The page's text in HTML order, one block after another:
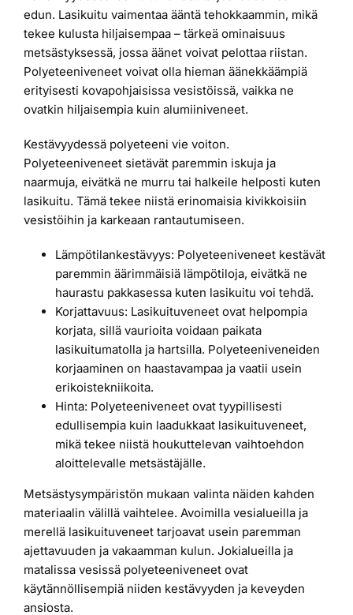
edun. Lasikuitu vaimentaa ääntä tehokkaammin, mikä
tekee kulusta hiljaisempaa – tärkeä ominaisuus
metsästyksessä, jossa äänet voivat pelottaa riistan.
Polyeteeniveneet voivat olla hieman äänekkäämpiä
erityisesti kovapohjaisissa vesistöissä, vaikka ne
ovatkin hiljaisempia kuin alumiiniveneet.
Kestävyydessä polyeteeni vie voiton.
Polyeteeniveneet sietävät paremmin iskuja ja
naarmuja, eivätkä ne murru tai halkeile helposti kuten
lasikuitu. Tämä tekee niistä erinomaisia kivikkoisiin
vesistöihin ja karkeaan rantautumiseen.
Lämpötilankestävyys: Polyeteeniveneet kestävät
paremmin äärimmäisiä lämpötiloja, eivätkä ne
haurastu pakkasessa kuten lasikuitu voi tehdä.
Korjattavuus: Lasikuituveneet ovat helpompia
korjata, sillä vaurioita voidaan paikata
lasikuitumatolla ja hartsilla. Polyeteeniveneiden
korjaaminen on haastavampaa ja vaatii usein
erikoistekniikoita.
Hinta: Polyeteeniveneet ovat tyypillisesti
edullisempia kuin laadukkaat lasikuituveneet,
mikä tekee niistä houkuttelevan vaihtoehdon
aloittelevalle metsästäjälle.
Metsästysympäristön mukaan valinta näiden kahden
materiaalin välillä vaihtelee. Avoimilla vesialueilla ja
merellä lasikuituveneet tarjoavat usein paremman
ajettavuuden ja vakaamman kulun. Jokialueilla ja
matalissa vesissä polyeteeniveneet ovat
käytännöllisempiä niiden kestävyyden ja keveyden
ansiosta.